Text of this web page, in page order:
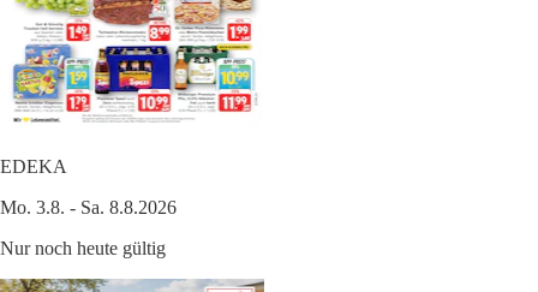
EDEKA
Mo. 3.8. - Sa. 8.8.2026
Nur noch heute gültig